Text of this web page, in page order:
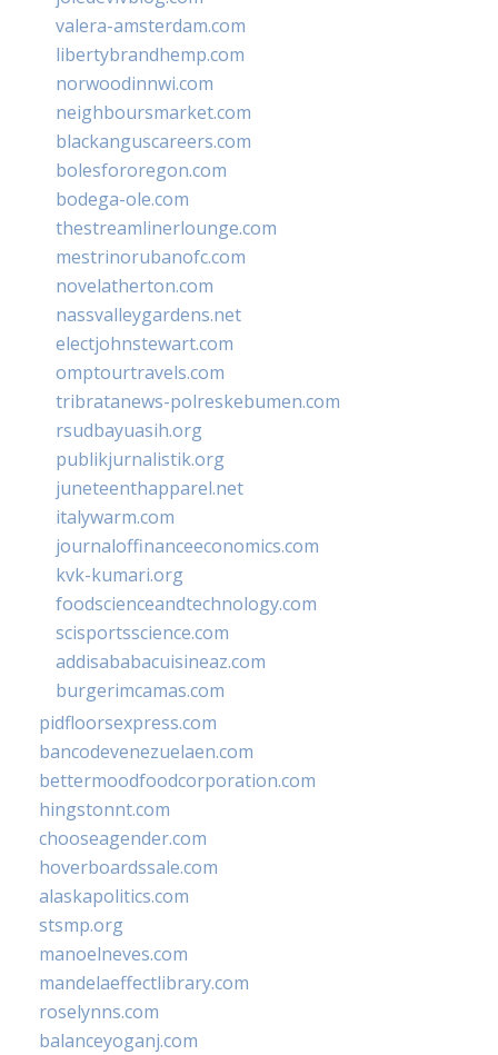
valera-amsterdam.com
libertybrandhemp.com
norwoodinnwi.com
neighboursmarket.com
blackanguscareers.com
bolesfororegon.com
bodega-ole.com
thestreamlinerlounge.com
mestrinorubanofc.com
novelatherton.com
nassvalleygardens.net
electjohnstewart.com
omptourtravels.com
tribratanews-polreskebumen.com
rsudbayuasih.org
publikjurnalistik.org
juneteenthapparel.net
italywarm.com
journaloffinanceeconomics.com
kvk-kumari.org
foodscienceandtechnology.com
scisportsscience.com
addisababacuisineaz.com
burgerimcamas.com
pidfloorsexpress.com
bancodevenezuelaen.com
bettermoodfoodcorporation.com
hingstonnt.com
chooseagender.com
hoverboardssale.com
alaskapolitics.com
stsmp.org
manoelneves.com
mandelaeffectlibrary.com
roselynns.com
balanceyoganj.com